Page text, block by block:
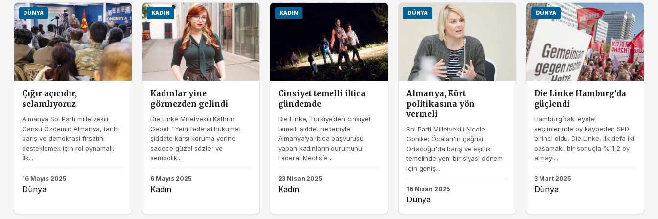
DÜNYA
Çığır açıcıdır,
selamlıyoruz
Almanya Sol Parti milletvekili
Cansu Özdemir: Almanya, tarihi
barış ve demokrasi fırsatını
desteklemek için rol oynamalı.
İlk...
16 Mayıs 2025
Dünya
KADIN
Kadınlar yine
görmezden gelindi
Die Linke Milletvekili Kathrin
Gebel: “Yeni federal hükümet
şiddete karşı koruma yerine
sadece güzel sözler ve
sembolik...
6 Mayıs 2025
Kadın
KADIN
Cinsiyet temelli iltica
gündemde
Die Linke, Türkiye’den cinsiyet
temelli şiddet nedeniyle
Almanya’ya iltica başvurusu
yapan kadınların durumunu
Federal Meclis’e...
23 Nisan 2025
Kadın
DÜNYA
Almanya, Kürt
politikasına yön
vermeli
Sol Parti Milletvekili Nicole
Gohlke: Öcalan'ın çağrısı
Ortadoğu'da barış ve eşitlik
temelinde yeni bir siyasi dönem
için geniş...
16 Nisan 2025
Dünya
DÜNYA
Die Linke Hamburg’da
güçlendi
Hamburg’daki eyalet
seçimlerinde oy kaybeden SPD
birinci oldu. Die Linke, ilk defa iki
basamaklı bir sonuçla %11,2 oy
almayı...
3 Mart 2025
Dünya